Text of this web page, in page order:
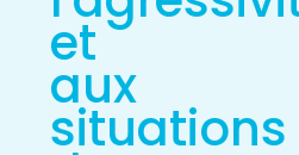
et
aux
situations